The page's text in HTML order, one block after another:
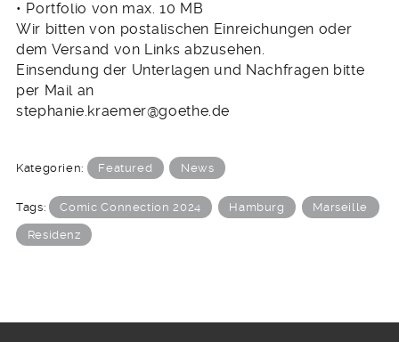
• Portfolio von max. 10 MB
Wir bitten von postalischen Einreichungen oder
dem Versand von Links abzusehen.
Einsendung der Unterlagen und Nachfragen bitte
per Mail an
stephanie.kraemer@goethe.de
Kategorien: Featured News
Tags: Comic Connection 2024 Hamburg Marseille
Residenz